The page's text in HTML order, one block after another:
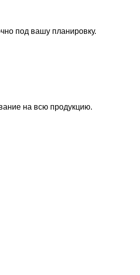
под вашу планировку.
на всю продукцию.